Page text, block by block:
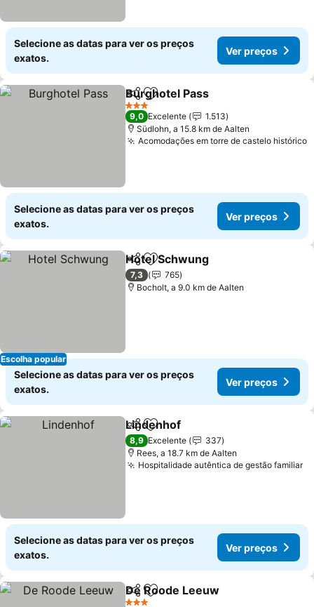
Selecione as datas para ver os preços
exatos.
Ver preços
PartilharAdicionar aos favoritos
Burghotel Pass
3 Estrelas
9,0 Excelente
1.513
Südlohn, a 15.8 km de Aalten
Acomodações em torre de castelo histórico
Selecione as datas para ver os preços
exatos.
Ver preços
Escolha popular
PartilharAdicionar aos favoritos
Hotel Schwung
7,3
765
Bocholt, a 9.0 km de Aalten
Selecione as datas para ver os preços
exatos.
Ver preços
PartilharAdicionar aos favoritos
Lindenhof
8,9 Excelente
337
Rees, a 18.7 km de Aalten
Hospitalidade autêntica de gestão familiar
Selecione as datas para ver os preços
exatos.
Ver preços
PartilharAdicionar aos favoritos
De Roode Leeuw